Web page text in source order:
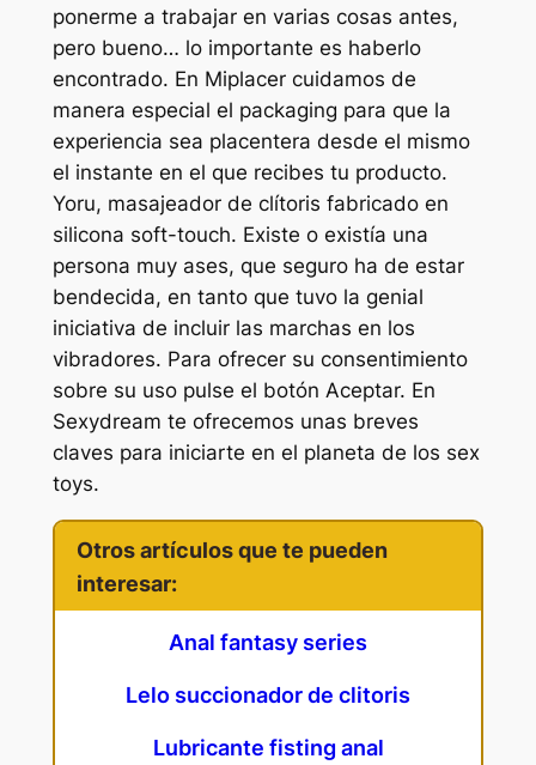
ponerme a trabajar en varias cosas antes,
pero bueno… lo importante es haberlo
encontrado. En Miplacer cuidamos de
manera especial el packaging para que la
experiencia sea placentera desde el mismo
el instante en el que recibes tu producto.
Yoru, masajeador de clítoris fabricado en
silicona soft-touch. Existe o existía una
persona muy ases, que seguro ha de estar
bendecida, en tanto que tuvo la genial
iniciativa de incluir las marchas en los
vibradores. Para ofrecer su consentimiento
sobre su uso pulse el botón Aceptar. En
Sexydream te ofrecemos unas breves
claves para iniciarte en el planeta de los sex
toys.
Otros artículos que te pueden
interesar:
Anal fantasy series
Lelo succionador de clitoris
Lubricante fisting anal